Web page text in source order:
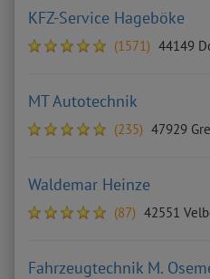
KFZ-Service Hageböke
(1571) 44149
MT Autotechnik
(235) 47929
Waldemar Heinze
(87) 42551
Fahrzeugtechnik M.